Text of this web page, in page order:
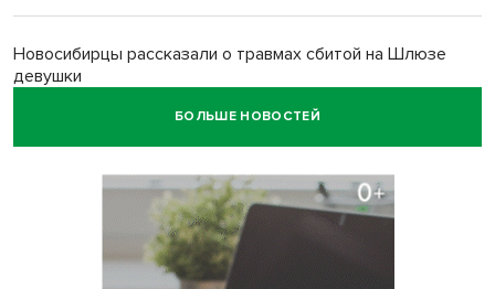
Новосибирцы рассказали о травмах сбитой на Шлюзе
девушки
БОЛЬШЕ НОВОСТЕЙ